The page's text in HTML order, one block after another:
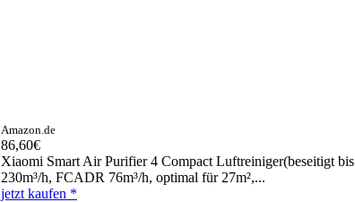
Amazon.de
86,60€
Xiaomi Smart Air Purifier 4 Compact Luftreiniger(beseitigt
230m³/h, FCADR 76m³/h, optimal für 27m²,...
jetzt kaufen *